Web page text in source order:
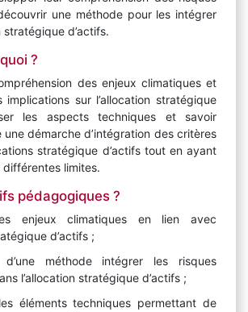
une méthode pour les intégrer
stratégique d’actifs.
?
des enjeux climatiques et
implications sur l’allocation stratégique
les aspects techniques et savoir
démarche d’intégration des critères
stratégique d’actifs tout en ayant
limites.
pédagogiques ?
enjeux climatiques en lien avec
d’actifs ;
méthode intégrer les risques
l’allocation stratégique d’actifs ;
éléments techniques permettant de